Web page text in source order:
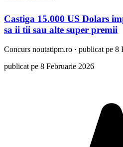
Castiga 15.000 US Dolars
sa ii tii sau alte super premii
Concurs noutatipm.ro · publicat pe 8
publicat pe 8 Februarie 2026